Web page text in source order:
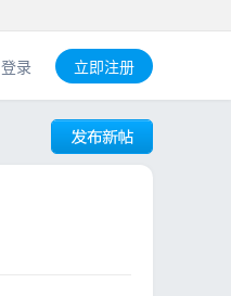
登录 立即注册